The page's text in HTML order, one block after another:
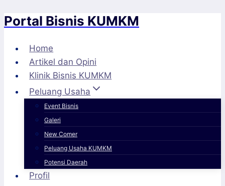
Skip
content
Portal Bisnis KUMKM
Home
Artikel dan Opini
Klinik Bisnis KUMKM
Peluang Usaha
Event Bisnis
Galeri
New Comer
Peluang Usaha KUMKM
Potensi Daerah
Profil